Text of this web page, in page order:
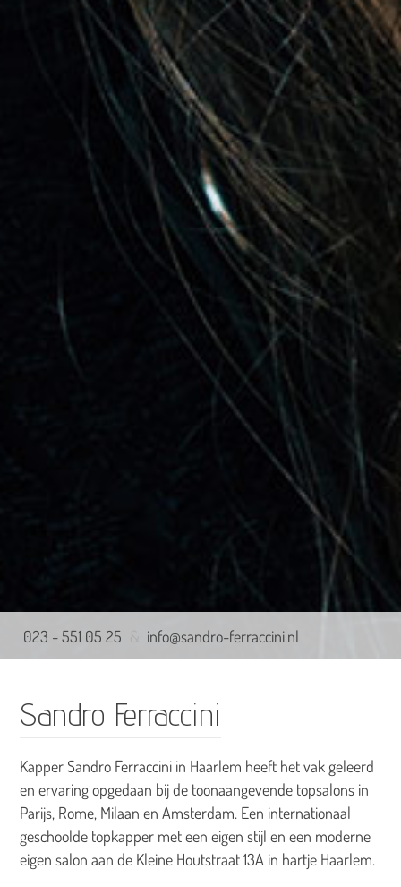
023 - 551 05 25 info@sandro-ferraccini.nl
Sandro Ferraccini
Kapper Sandro Ferraccini in Haarlem heeft het vak geleerd
en ervaring opgedaan bij de toonaangevende topsalons in
Parijs, Rome, Milaan en Amsterdam. Een internationaal
geschoolde topkapper met een eigen stijl en een moderne
eigen salon aan de Kleine Houtstraat 13A in hartje Haarlem.